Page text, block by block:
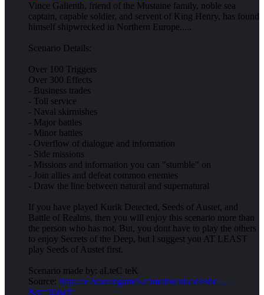
Vince Galienth, friend of the Mustaine family, noble sea
captain, capable soldier, and servent of King Henry, has found
himself shipwrecked in Northern Europe.....
Scenario Details:
Over 100 Triggers
Over 300 Effects
- Business trades
- Toll service
- Naval skirmishes
- Major battles
- Minor battles
- Overflow of dialogue and information
- Side missions
- Missions and information you can "stumble" on
- Join allies and defeat common enemies
- Draw the line between natural and supernatural
If you have played Kurik Detected, Seeds of Austet, and
Battle of Realms, then you will enjoy this scenario more than
the person who has not. But, you dont have to play the others
to enjoy Secrets of the Deep, but I suggest you AT LEAST
play Seeds of Austet first.
Scenario made by: aLteC teK
Source: http://ee.heavengames.com/downloads/sho ...
&st=30&ci=